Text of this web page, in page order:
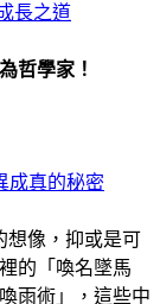
長之道
哲學家！
成真的秘密
像，抑或是可
的「喚名墜馬
雨術」，這些中